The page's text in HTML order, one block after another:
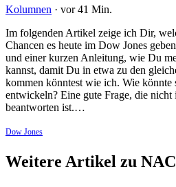
Kolumnen · vor 41 Min.
Im folgenden Artikel zeige ich Dir,
Chancen es heute im Dow Jones
und einer kurzen Anleitung, wie Du
kannst, damit Du in etwa zu den
kommen könntest wie ich. Wie könnte
entwickeln? Eine gute Frage, die nicht
beantworten ist.…
Dow Jones
Weitere Artikel zu